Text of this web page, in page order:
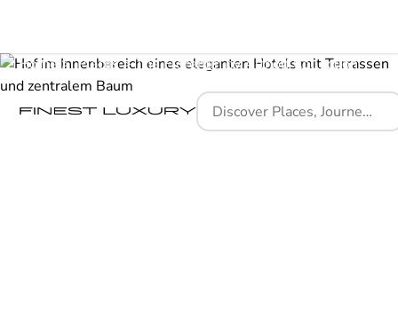
Home Places The Florentin by Althoff Collection